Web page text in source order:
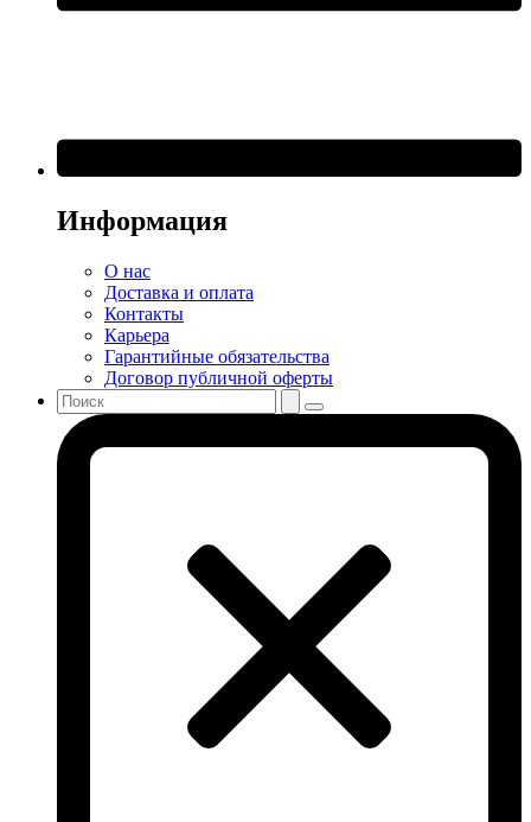
Информация
О нас
Доставка и оплата
Контакты
Карьера
Гарантийные обязательства
Договор публичной оферты